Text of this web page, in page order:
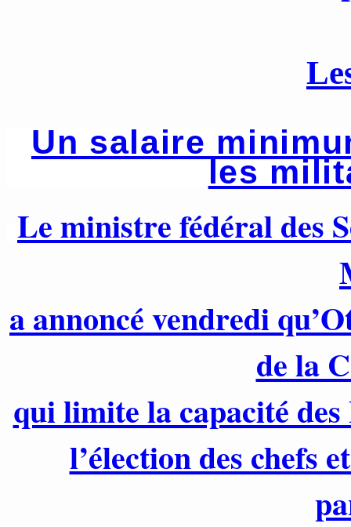
Un salaire
les
Le ministre fédéral des
a annoncé vendredi
de la
qui limite la capacité
l’élection des chefs